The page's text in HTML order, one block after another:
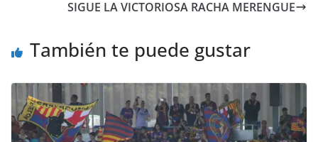
SIGUE LA VICTORIOSA RACHA MERENGUE
También te puede gustar